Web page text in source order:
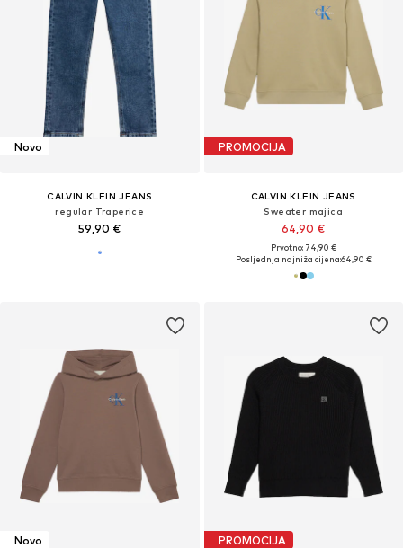
Novo
CALVIN KLEIN JEANS
regular Traperice
59,90 €
PROMOCIJA
CALVIN KLEIN JEANS
Sweater majica
64,90 €
Prvotno: 74,90 €
Posljednja najniža cijena:64,90 €
Novo PROMOCIJA